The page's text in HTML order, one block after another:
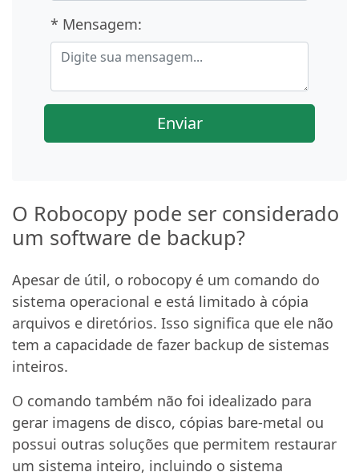
* Mensagem:
Enviar
O Robocopy pode ser considerado
um software de backup?
Apesar de útil, o robocopy é um comando do
sistema operacional e está limitado à cópia
arquivos e diretórios. Isso significa que ele não
tem a capacidade de fazer backup de sistemas
inteiros.
O comando também não foi idealizado para
gerar imagens de disco, cópias bare-metal ou
possui outras soluções que permitem restaurar
um sistema inteiro, incluindo o sistema